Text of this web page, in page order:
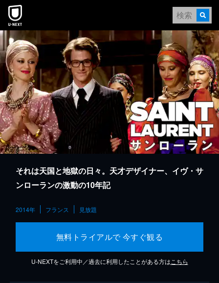
本文へスキップ
それは天国と地獄の日々。天才デザイナー、イヴ・サ
ンローランの激動の10年記
2014年 フランス 見放題
無料トライアルで 今すぐ観る
U-NEXTをご利用中／過去に利用したことがある方は こちら